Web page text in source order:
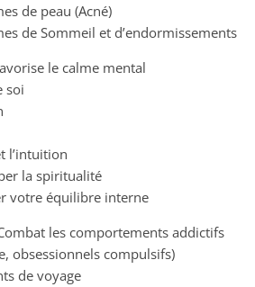
de peau (Acné)
de Sommeil et d’endormissements
le calme mental
soi
l’intuition
la spiritualité
votre équilibre interne
les comportements addictifs
obsessionnels compulsifs)
de voyage